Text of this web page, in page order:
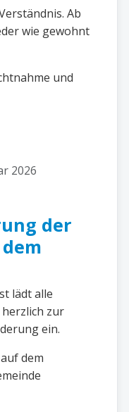
Ab
wie gewohnt
und
2026
der
lädt alle
zur
ein.
dem